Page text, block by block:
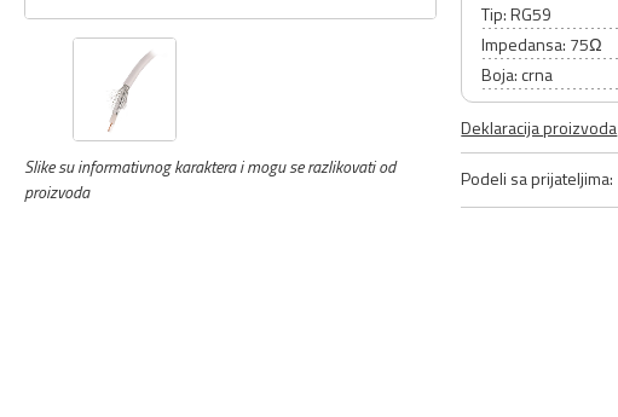
Slike su informativnog karaktera i mogu se razlikovati od
proizvoda
Tip: RG59
Impedansa: 75Ω
Boja: crna
Deklaracija proizvoda
Podeli sa prijateljima: